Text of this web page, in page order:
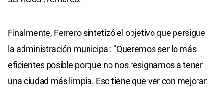
Finalmente, Ferrero sintetizó el objetivo que persigue
la administración municipal: "Queremos ser lo más
eficientes posible porque no nos resignamos a tener
una ciudad más limpia. Eso tiene que ver con mejorar